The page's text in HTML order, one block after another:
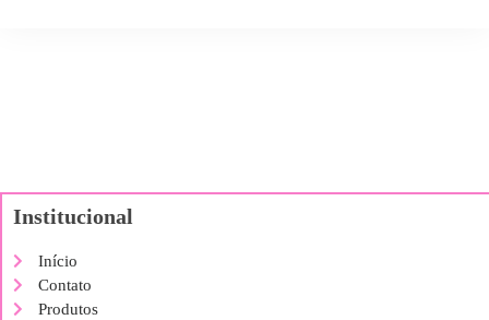
Institucional
Início
Contato
Produtos